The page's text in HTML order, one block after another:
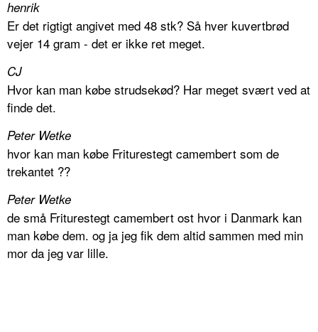
henrik
Er det rigtigt angivet med 48 stk? Så hver kuvertbrød
vejer 14 gram - det er ikke ret meget.
CJ
Hvor kan man købe strudsekød? Har meget svært ved at
finde det.
Peter Wetke
hvor kan man købe Friturestegt camembert som de
trekantet ??
Peter Wetke
de små Friturestegt camembert ost hvor i Danmark kan
man købe dem. og ja jeg fik dem altid sammen med min
mor da jeg var lille.